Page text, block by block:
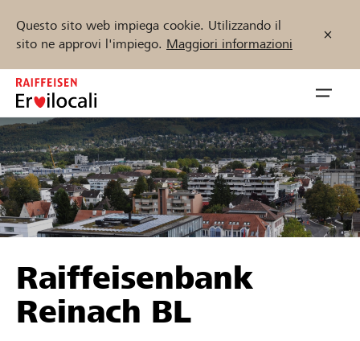
Questo sito web impiega cookie. Utilizzando il
sito ne approvi l'impiego. Maggiori informazioni
Zum
Inhalt
springen
öffnen
Sostenere
Aiuto & supporto
Trova progetti e organizzazioni
Inizia ora
Raiffeisenbank
Reinach BL